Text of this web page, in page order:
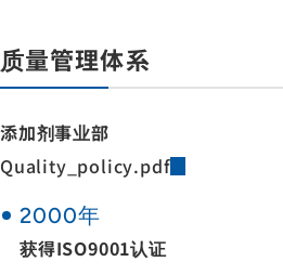
质量管理体系
添加剂事业部
Quality_policy.pdf
2000年
获得ISO9001认证